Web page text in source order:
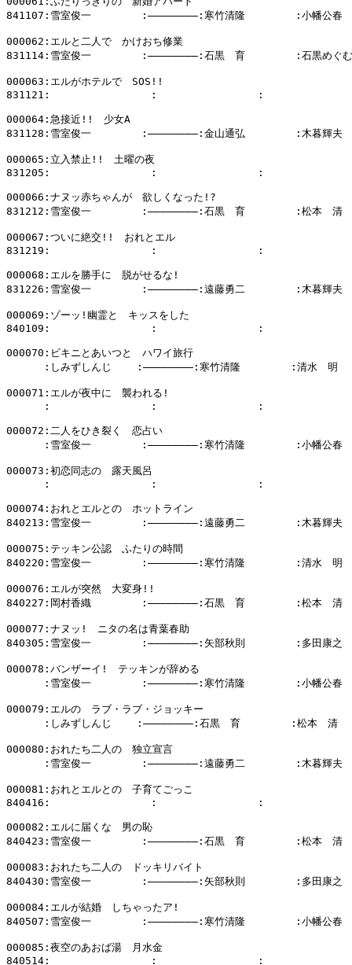
841107:雪室俊一        :――――――――:寒竹清隆        :小幡公春
000062:エルと二人で　かけおち修業
831114:雪室俊一        :――――――――:石黒　育        :石黒めぐむ
000063:エルがホテルで　SOS!!
831121:                :                :
000064:急接近!!　少女A
831128:雪室俊一        :――――――――:金山通弘        :木暮輝夫
000065:立入禁止!!　土曜の夜
831205:                :                :
000066:ナヌッ赤ちゃんが　欲しくなった!?
831212:雪室俊一        :――――――――:石黒　育        :松本　清
000067:ついに絶交!!　おれとエル
831219:                :                :
000068:エルを勝手に　脱がせるな!
831226:雪室俊一        :――――――――:遠藤勇二        :木暮輝夫
000069:ゾーッ!幽霊と　キッスをした
840109:                :                :
000070:ビキニとあいつと　ハワイ旅行
      :しみずしんじ    :――――――――:寒竹清隆        :清水　明
000071:エルが夜中に　襲われる!
:                :                :
000072:二人をひき裂く　恋占い
      :雪室俊一        :――――――――:寒竹清隆        :小幡公春
000073:初恋同志の　露天風呂
:                :                :
000074:おれとエルとの　ホットライン
840213:雪室俊一        :――――――――:遠藤勇二        :木暮輝夫
000075:テッキン公認　ふたりの時間
840220:雪室俊一        :――――――――:寒竹清隆        :清水　明
000076:エルが突然　大変身!!
840227:岡村香織        :――――――――:石黒　育        :松本　清
000077:ナヌッ!　ニタの名は青葉春助
840305:雪室俊一        :――――――――:矢部秋則        :多田康之
000078:バンザーイ!　テッキンが辞める
      :雪室俊一        :――――――――:寒竹清隆        :小幡公春
000079:エルの　ラブ・ラブ・ジョッキー
      :しみずしんじ    :――――――――:石黒　育        :松本　清
000080:おれたち二人の　独立宣言
      :雪室俊一        :――――――――:遠藤勇二        :木暮輝夫
000081:おれとエルとの　子育てごっこ
840416:                :                :
000082:エルに届くな　男の恥
840423:雪室俊一        :――――――――:石黒　育        :松本　清
000083:おれたち二人の　ドッキリバイト
840430:雪室俊一        :――――――――:矢部秋則        :多田康之
000084:エルが結婚　しちゃったア!
840507:雪室俊一        :――――――――:寒竹清隆        :小幡公春
000085:夜空のあおば湯　月水金
840514:                :                :